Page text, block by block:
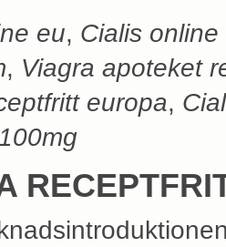
eu, Cialis
, Viagra apoteket
europa,